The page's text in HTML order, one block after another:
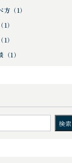
（1）
）
）
1）